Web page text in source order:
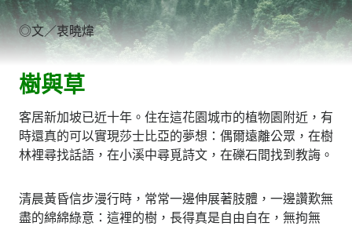
◎文／衷曉煒
樹與草
客居新加坡已近十年。住在這花園城市的植物園附近，有
時還真的可以實現莎士比亞的夢想：偶爾遠離公眾，在樹
林裡尋找話語，在小溪中尋覓詩文，在礫石間找到教誨。
清晨黃昏信步漫行時，常常一邊伸展著肢體，一邊讚歎無
盡的綿綿綠意：這裡的樹，長得真是自由自在，無拘無